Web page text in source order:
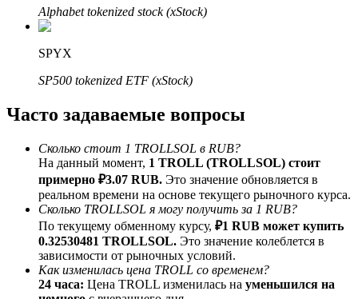
Реферал
Пригласите друга, чтобы получить денежные
вознаграждения
Deposit CASHCAT & Win
Alphabet tokenized stock (xStock)
SPYX
SP500 tokenized ETF (xStock)
Часто задаваемые вопросы
Сколько стоит 1 TROLLSOL в RUB?
На данный момент, 1 TROLL (TROLLSOL) стоит
примерно ₽3.07 RUB. Это значение обновляется в
реальном времени на основе текущего рыночного курса.
Сколько TROLLSOL я могу получить за 1 RUB?
По текущему обменному курсу, ₽1 RUB может купить
0.32530481 TROLLSOL. Это значение колеблется в
зависимости от рыночных условий.
Как изменилась цена TROLL со временем?
24 часа: Цена TROLL изменилась на уменьшился на